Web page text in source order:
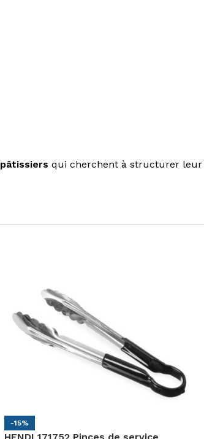
pâtissiers qui cherchent à structurer leur
-15%